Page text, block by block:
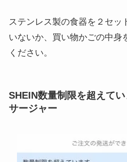
ステンレス製の食器を２セッ
いないか、買い物かごの中身
ください。
SHEIN数量制限を超えて
サージャー